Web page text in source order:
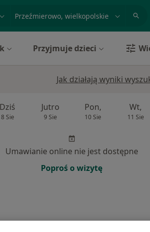
miasto lub dzielnica
Przyjmuje dzieci
Jak działają wyniki
Dziś
8 Sie
Jutro
9 Sie
Pon,
10 Sie
Wt,
11 Sie
Umawianie online nie jest dostępne
Poproś o wizytę